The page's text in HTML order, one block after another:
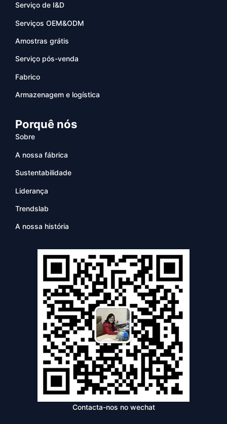
Serviço de I&D
Serviços OEM&ODM
Amostras grátis
Serviço pós-venda
Fabrico
Armazenagem e logística
Porquê nós
Sobre
A nossa fábrica
Sustentabilidade
Liderança
Trendslab
A nossa história
Contacta-nos no wechat